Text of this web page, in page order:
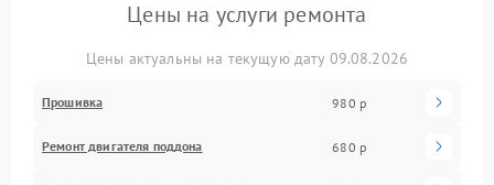
Цены на услуги ремонта
Цены актуальны на текущую дату 09.08.2026
Прошивка 980 р
Ремонт двигателя поддона 680 р